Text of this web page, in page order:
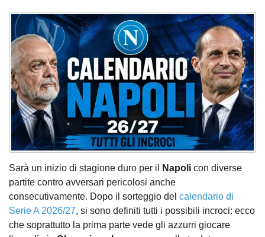
Sarà un inizio di stagione duro per il Napoli con diverse
partite contro avversari pericolosi anche
consecutivamente. Dopo il sorteggio del calendario di
Serie A 2026/27, si sono definiti tutti i possibili incroci: ecco
che soprattutto la prima parte vede gli azzurri giocare